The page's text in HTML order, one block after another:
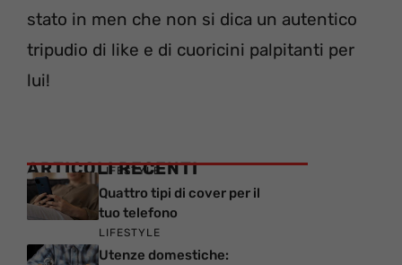
stato in men che non si dica un autentico
tripudio di like e di cuoricini palpitanti per
lui!
ARTICOLI RECENTI
LIFESTYLE
Quattro tipi di cover per il
tuo telefono
LIFESTYLE
Utenze domestiche: